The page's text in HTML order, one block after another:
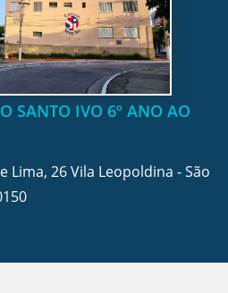
SANTO IVO 6º ANO AO
Lima, 26 Vila Leopoldina - São